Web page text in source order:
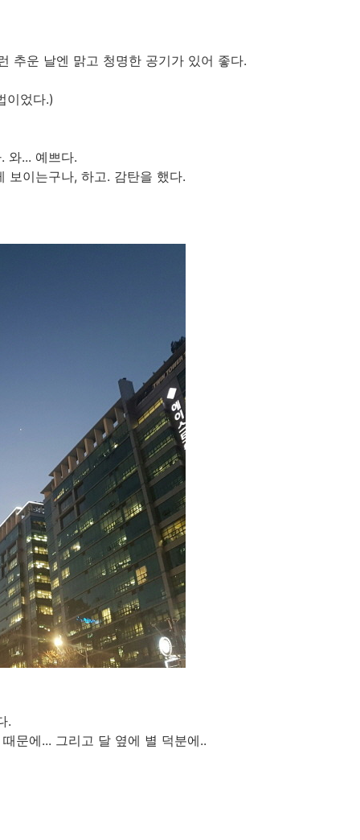
추운 날엔 맑고 청명한 공기가 있어 좋다.
이었다.)
와... 예쁘다.
보이는구나, 하고. 감탄을 했다.
.
문에... 그리고 달 옆에 별 덕분에..